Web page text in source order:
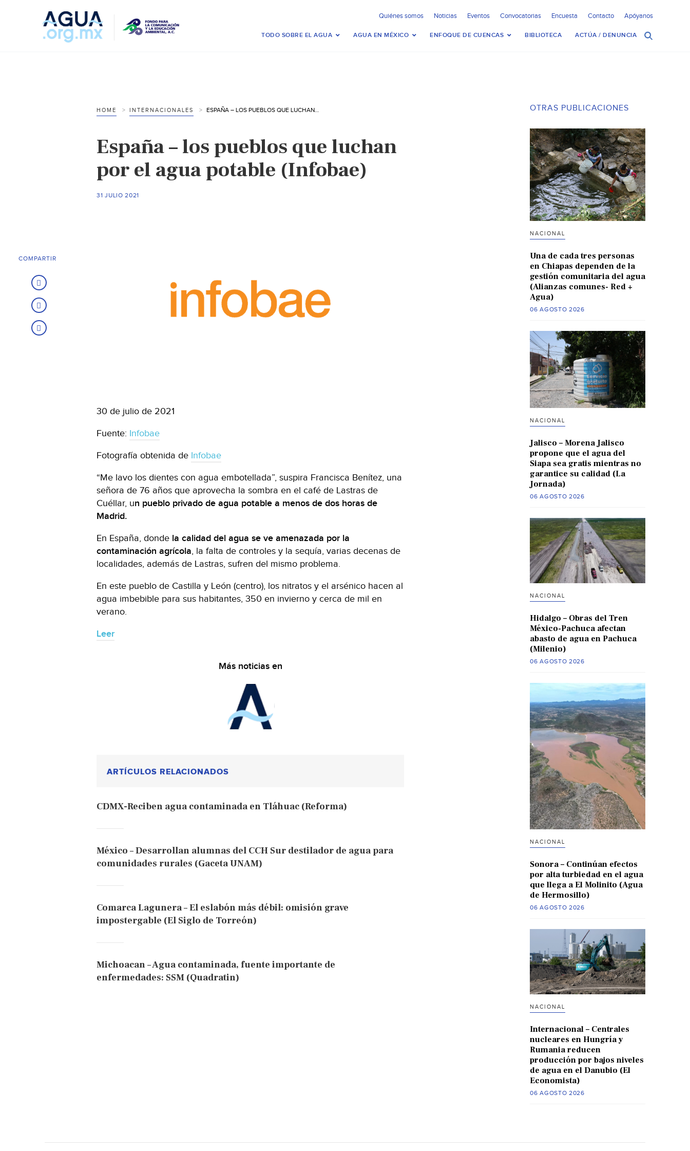
Quiénes somos Noticias Eventos Convocatorias Encuesta Contacto Apóyanos
TODO SOBRE EL AGUA AGUA EN MÉXICO ENFOQUE DE CUENCAS BIBLIOTECA ACTÚA / DENUNCIA
HOME INTERNACIONALES ESPAÑA – LOS PUEBLOS QUE LUCHAN POR EL AGUA POTABLE (INFOBAE)
España – los pueblos que luchan
por el agua potable (Infobae)
31 JULIO 2021
30 de julio de 2021
Fuente: Infobae
Fotografía obtenida de Infobae
“Me lavo los dientes con agua embotellada”, suspira Francisca Benítez, una
señora de 76 años que aprovecha la sombra en el café de Lastras de
Cuéllar, un pueblo privado de agua potable a menos de dos horas de
Madrid.
En España, donde la calidad del agua se ve amenazada por la
contaminación agrícola, la falta de controles y la sequía, varias decenas de
localidades, además de Lastras, sufren del mismo problema.
En este pueblo de Castilla y León (centro), los nitratos y el arsénico hacen al
agua imbebible para sus habitantes, 350 en invierno y cerca de mil en
verano.
Leer
Más noticias en
ARTÍCULOS RELACIONADOS
CDMX-Reciben agua contaminada en Tláhuac (Reforma)
México – Desarrollan alumnas del CCH Sur destilador de agua para
comunidades rurales (Gaceta UNAM)
Comarca Lagunera – El eslabón más débil: omisión grave
impostergable (El Siglo de Torreón)
Michoacan – Agua contaminada, fuente importante de
enfermedades: SSM (Quadratin)
COMPARTIR
OTRAS PUBLICACIONES
NACIONAL
Una de cada tres personas
en Chiapas dependen de la
gestión comunitaria del agua
(Alianzas comunes- Red +
Agua)
06 AGOSTO 2026
NACIONAL
Jalisco – Morena Jalisco
propone que el agua del
Siapa sea gratis mientras no
garantice su calidad (La
Jornada)
06 AGOSTO 2026
NACIONAL
Hidalgo – Obras del Tren
México-Pachuca afectan
abasto de agua en Pachuca
(Milenio)
06 AGOSTO 2026
NACIONAL
Sonora – Continúan efectos
por alta turbiedad en el agua
que llega a El Molinito (Agua
de Hermosillo)
06 AGOSTO 2026
NACIONAL
Internacional – Centrales
nucleares en Hungría y
Rumania reducen
producción por bajos niveles
de agua en el Danubio (El
Economista)
06 AGOSTO 2026